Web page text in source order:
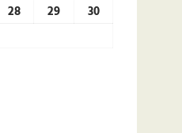
28 29
30